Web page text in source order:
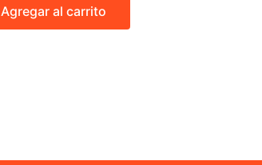
Agregar al carrito